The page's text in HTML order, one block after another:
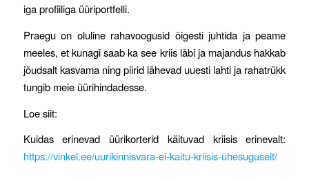
iga profiiliga üüriportfelli.
Praegu on oluline rahavoogusid õigesti juhtida ja peame
meeles, et kunagi saab ka see kriis läbi ja majandus hakkab
jõudsalt kasvama ning piirid lähevad uuesti lahti ja rahatrükk
tungib meie üürihindadesse.
Loe siit:
Kuidas erinevad üürikorterid käituvad kriisis erinevalt:
https://vinkel.ee/uurikinnisvara-ei-kaitu-kriisis-uhesuguselt/